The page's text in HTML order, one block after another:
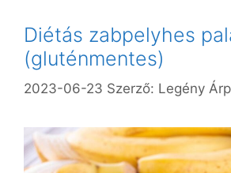
Diétás zabpelyhes
(gluténmentes)
2023-06-23 Szerző: Legény